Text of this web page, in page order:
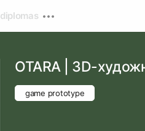
diplomas
OTARA | 3D-
game prototype